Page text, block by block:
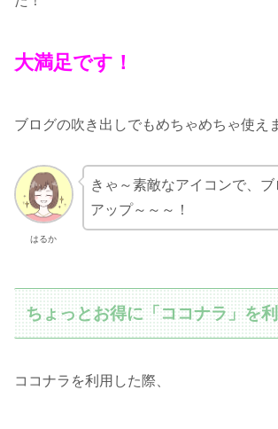
大満足です！
ブログの吹き出しでもめちゃめちゃ使え
はるか
きゃ～素敵なアイコンで、ブ
アップ～～～！
ちょっとお得に「ココナラ」を
ココナラを利用した際、